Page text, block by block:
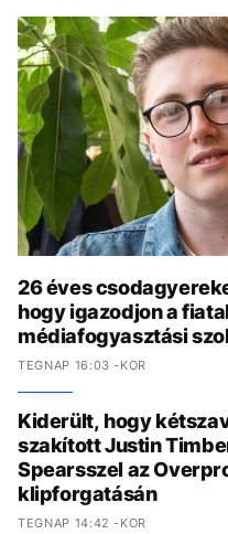
26 éves
hogy igazodjon a
médiafogyasztási
TEGNAP 16:03 -KOR
Kiderült, hogy
szakított Justin
Spearsszel az
klipforgatásán
TEGNAP 14:42 -KOR